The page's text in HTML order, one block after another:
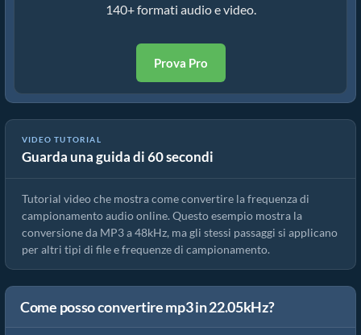
140+ formati audio e video.
Prova Pro
VIDEO TUTORIAL
Guarda una guida di 60 secondi
Come convertire la frequenza di campionamento audio.
Tutorial video che mostra come convertire la frequenza di
campionamento audio online. Questo esempio mostra la
conversione da MP3 a 48kHz, ma gli stessi passaggi si applicano
per altri tipi di file e frequenze di campionamento.
Come posso convertire mp3 in 22.05kHz?